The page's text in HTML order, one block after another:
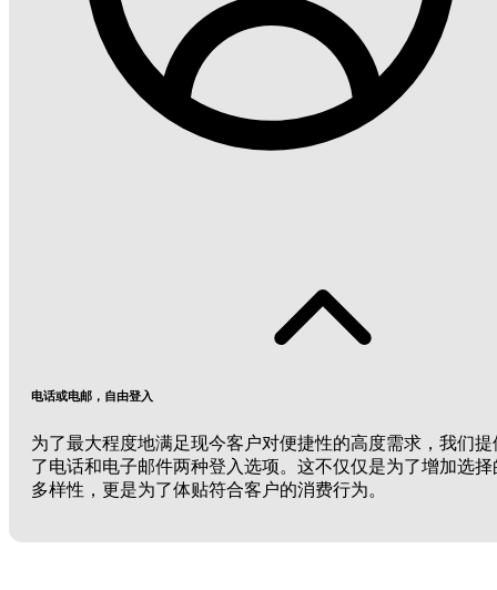
电话或电邮，自由登入
为了最大程度地满足现今客户对便捷性的高度需求，我们提
了电话和电子邮件两种登入选项。这不仅仅是为了增加选择
多样性，更是为了体贴符合客户的消费行为。